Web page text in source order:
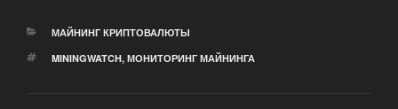
РУБРИКИ
МАЙНИНГ КРИПТОВАЛЮТЫ
МЕТКИ
MININGWATCH, МОНИТОРИНГ МАЙНИНГА